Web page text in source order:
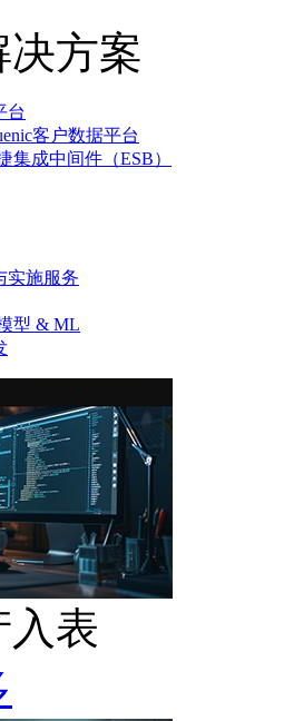
决方案
台
客户数据平台
集成中间件（ESB）
实施服务
型 & ML
入表